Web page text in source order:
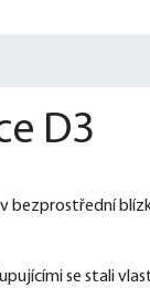
D3
bezprostřední
se stali